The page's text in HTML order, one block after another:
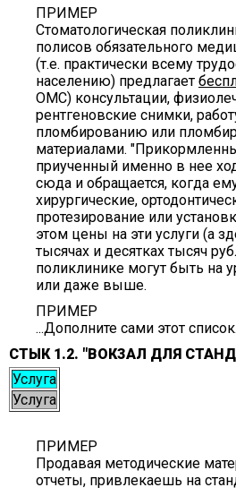
ПРИМЕР
Стоматологическая
полисов обязательного
(т.е. практически всему
населению) предлагает
ОМС) консультации,
рентгеновские снимки,
пломбированию или
материалами.
приученный именно в нее
сюда и обращается, когда
хирургические,
протезирование или
этом цены на эти услуги (а
тысячах и десятках тысяч
поликлинике могут быть на
или даже выше.
ПРИМЕР
...Дополните сами этот
СТЫК 1.2. "ВОКЗАЛ ДЛЯ
Услуга
Услуга
ПРИМЕР
Продавая методические
отчеты, привлекаешь на